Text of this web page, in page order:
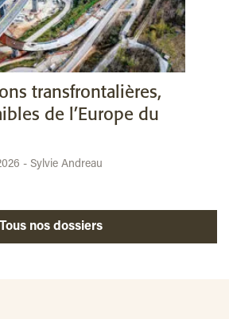
transfrontalières,
de l’Europe du
- Sylvie Andreau
Tous nos dossiers